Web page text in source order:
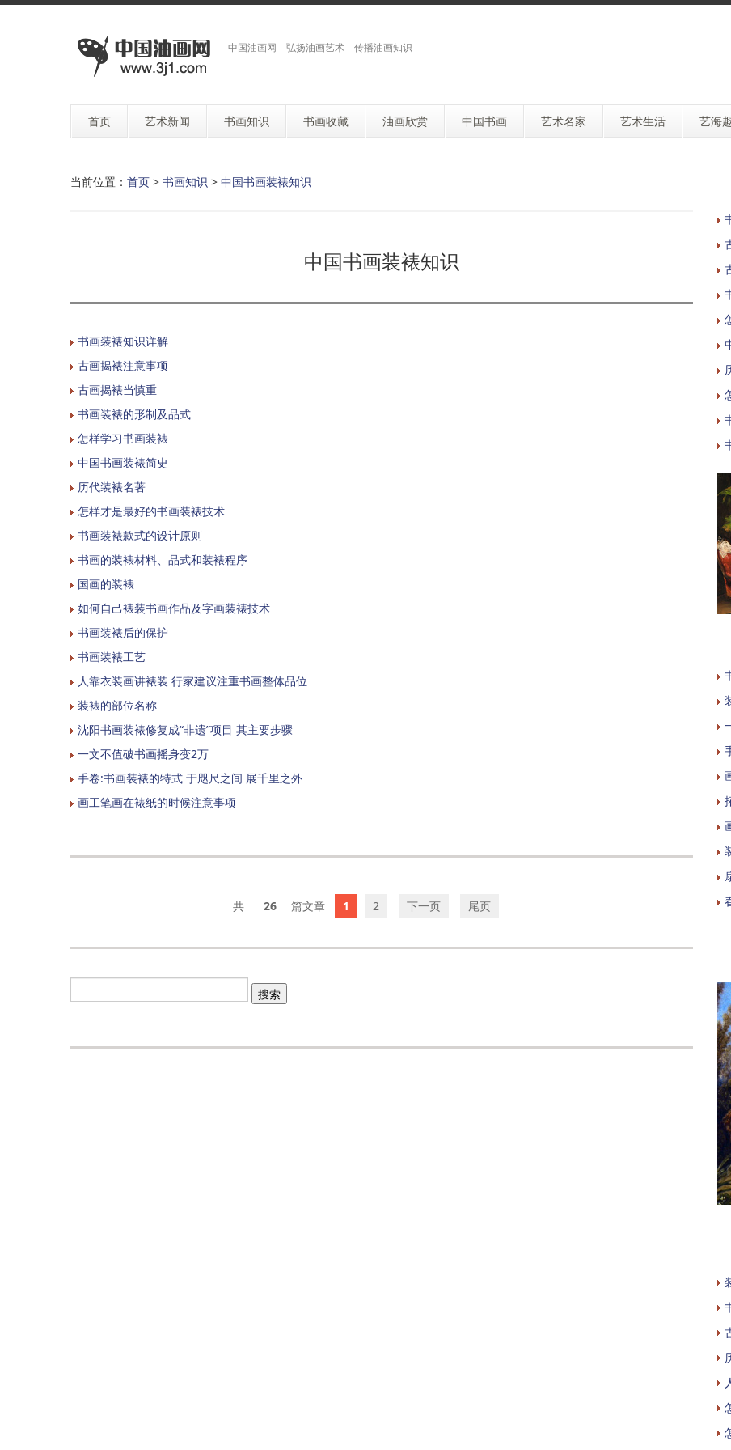
中国油画网 弘扬油画艺术 传播油画知识
首页 艺术新闻 书画知识 书画收藏 油画欣赏 中国书画 艺术名家 艺术生活 艺海
当前位置： 首页 > 书画知识 > 中国书画装裱知识
中国书画装裱知识
书画装裱知识详解
古画揭裱注意事项
古画揭裱当慎重
书画装裱的形制及品式
怎样学习书画装裱
中国书画装裱简史
历代装裱名著
怎样才是最好的书画装裱技术
书画装裱款式的设计原则
书画的装裱材料、品式和装裱程序
国画的装裱
如何自己裱装书画作品及字画装裱技术
书画装裱后的保护
书画装裱工艺
人靠衣装画讲裱装 行家建议注重书画整体品位
装裱的部位名称
沈阳书画装裱修复成“非遗”项目 其主要步骤
一文不值破书画摇身变2万
手卷:书画装裱的特式 于咫尺之间 展千里之外
画工笔画在裱纸的时候注意事项
26 1 2 下一页 尾页